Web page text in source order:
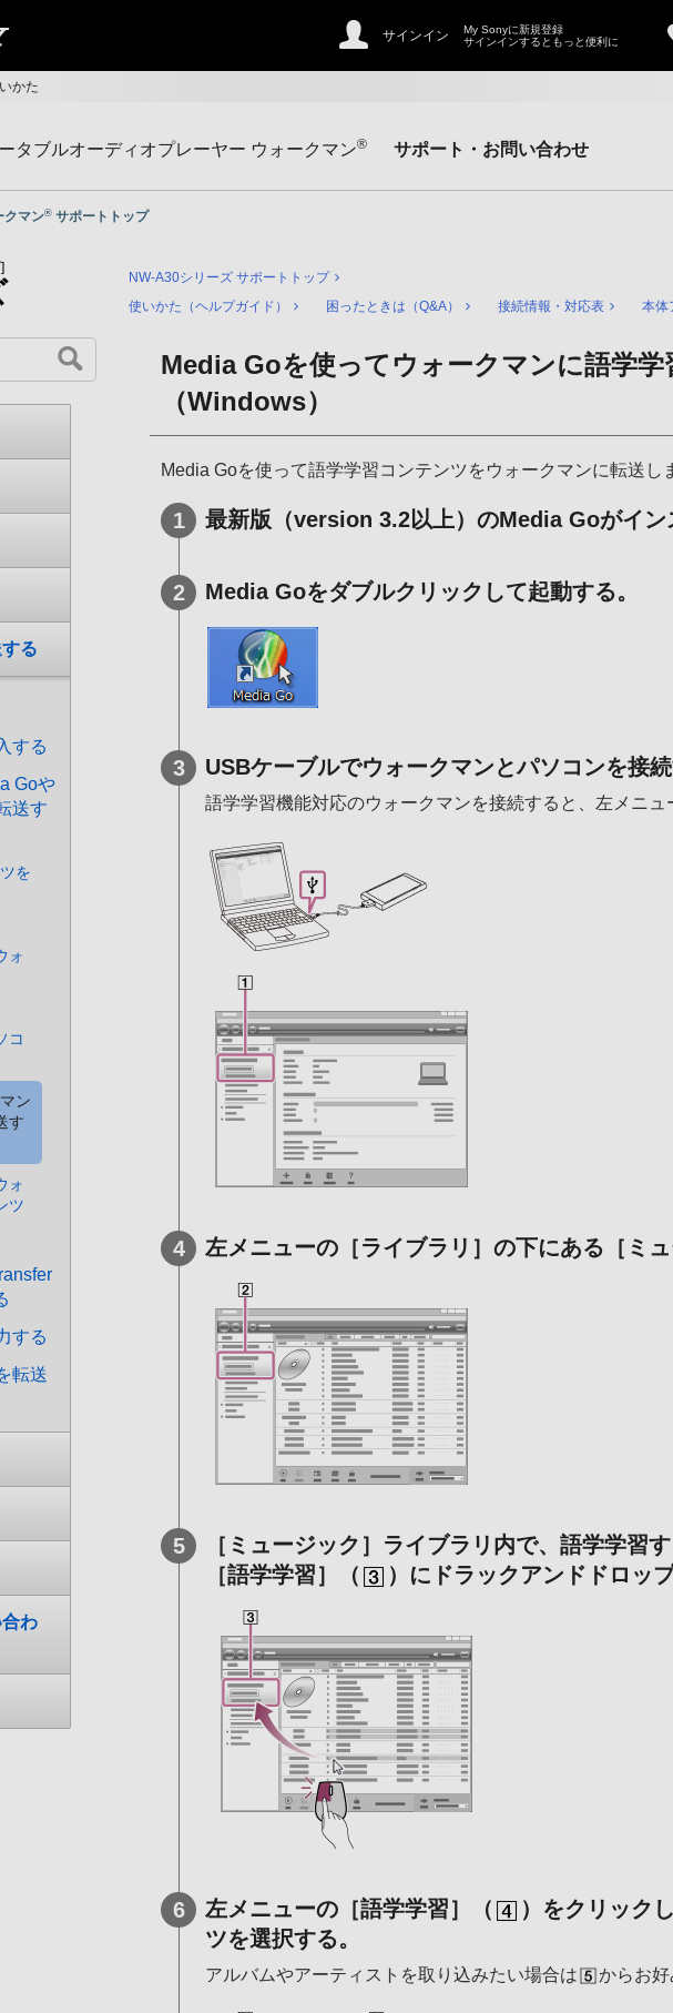
サインイン
My Sonyに新規登録
サインインするともっと便利に
かた
タブルオーディオプレーヤー ウォークマン® サポート・お問い合わせ
クマン® サポートトップ
NW-A30シリーズ サポートトップ
使いかた（ヘルプガイド）
困ったときは（Q&A） 接続情報・対応表 本体
る
する
Goや
送す
を
ォ
コ
ン
す
ォ
ツ
する
転送
わ
Media Goを使ってウォークマンに語学
（Windows）
Media Goを使って語学学習コンテンツをウォークマンに転送し
最新版（version 3.2以上）のMedia Goがイン
Media Goをダブルクリックして起動する。
USBケーブルでウォークマンとパソコンを接続
語学学習機能対応のウォークマンを接続すると、左メニュ
左メニューの［ライブラリ］の下にある［ミ
［ミュージック］ライブラリ内で、語学学習
［語学学習］（
）にドラックアンドドロップ
左メニューの［語学学習］（
）をクリック
ツを選択する。
アルバムやアーティストを取り込みたい場合は からお好